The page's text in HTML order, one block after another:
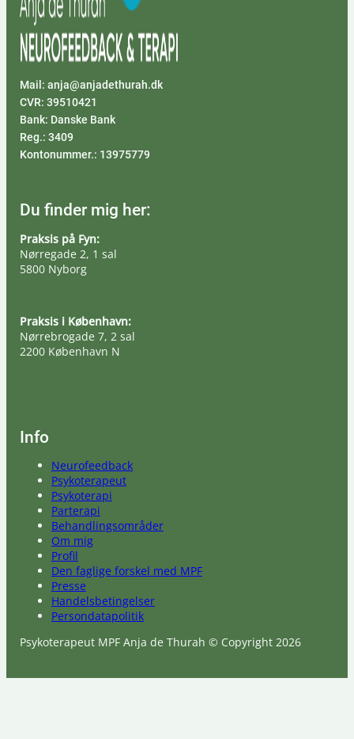
Mail: anja@anjadethurah.dk
CVR: 39510421
Bank: Danske Bank
Reg.: 3409
Kontonummer.: 13975779
Du finder mig her:
Praksis på Fyn:
Nørregade 2, 1 sal
5800 Nyborg
Praksis i København:
Nørrebrogade 7, 2 sal
2200 København N
Info
Neurofeedback
Psykoterapeut
Psykoterapi
Parterapi
Behandlingsområder
Om mig
Profil
Den faglige forskel med MPF
Presse
Handelsbetingelser
Persondatapolitik
Psykoterapeut MPF Anja de Thurah © Copyright 2026